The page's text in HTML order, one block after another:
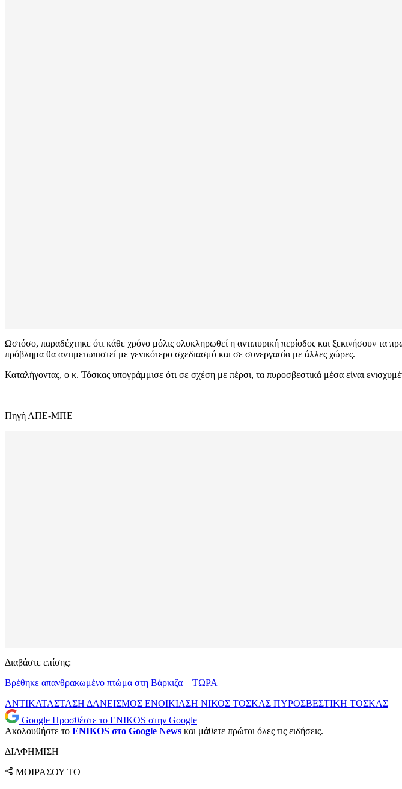
Ωστόσο, παραδέχτηκε ότι κάθε χρόνο μόλις ολοκληρωθεί η αντιπυρική περίοδος και ξεκινήσουν τα
πρόβλημα θα αντιμετωπιστεί με γενικότερο σχεδιασμό και σε συνεργασία με άλλες χώρες.
Καταλήγοντας, ο κ. Τόσκας υπογράμμισε ότι σε σχέση με πέρσι, τα πυροσβεστικά μέσα είναι
Πηγή ΑΠΕ-ΜΠΕ
Διαβάστε επίσης:
Βρέθηκε απανθρακωμένο πτώμα στη Βάρκιζα – ΤΩΡΑ
ΑΝΤΙΚΑΤΑΣΤΑΣΗ ΔΑΝΕΙΣΜΟΣ ΕΝΟΙΚΙΑΣΗ ΝΙΚΟΣ ΤΟΣΚΑΣ ΠΥΡΟΣΒΕΣΤΙΚΗ ΤΟΣΚΑΣ
Google Προσθέστε το ENIKOS στην Google
Ακολουθήστε το ENIKOS στο Google News και μάθετε πρώτοι όλες τις ειδήσεις.
ΔΙΑΦΗΜΙΣΗ
ΜΟΙΡΑΣΟΥ ΤΟ